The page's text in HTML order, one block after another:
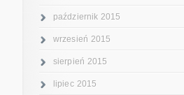
październik 2015
wrzesień 2015
sierpień 2015
lipiec 2015